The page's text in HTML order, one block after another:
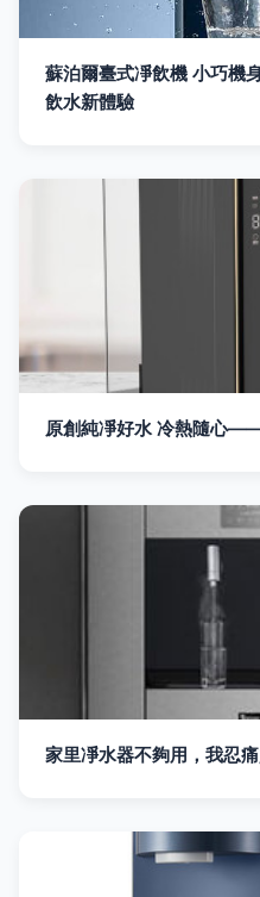
蘇泊爾臺式凈飲機 小巧機
飲水新體驗
原創純凈好水 冷熱隨心
家里凈水器不夠用，我忍